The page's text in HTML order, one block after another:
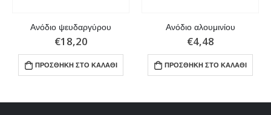
Ανόδιο ψευδαργύρου
€18,20
ΠΡΟΣΘΉΚΗ ΣΤΟ ΚΑΛΆΘΙ
Ανόδιο αλουμινίου
€4,48
ΠΡΟΣΘΉΚΗ ΣΤΟ ΚΑΛΆΘΙ